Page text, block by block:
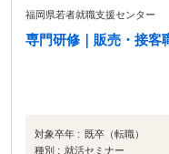
福岡県若者就職支援センター
専門研修｜販売・接客
対象卒年 : 既卒（転職）
種別 : 就活セミナー